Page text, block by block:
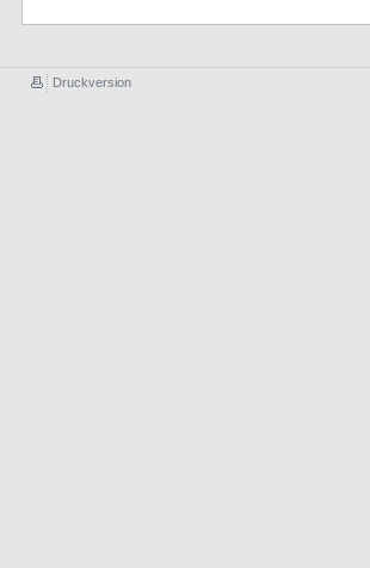
Druckversion